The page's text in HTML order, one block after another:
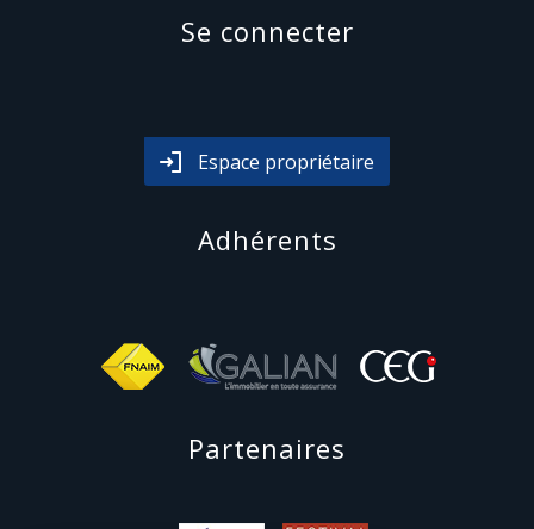
se connecter
Espace propriétaire
adhérents
partenaires